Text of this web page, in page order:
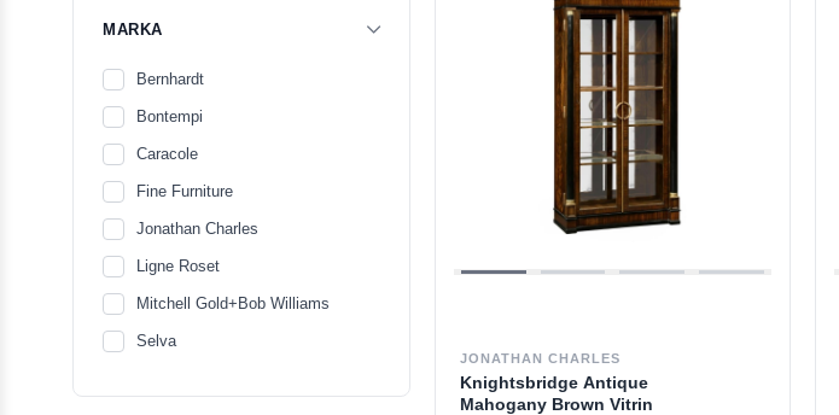
MARKA
Bernhardt
Bontempi
Caracole
Fine Furniture
Jonathan Charles
Ligne Roset
Mitchell Gold+Bob Williams
Selva
JONATHAN CHARLES
Knightsbridge Antique
Mahogany Brown Vitrin